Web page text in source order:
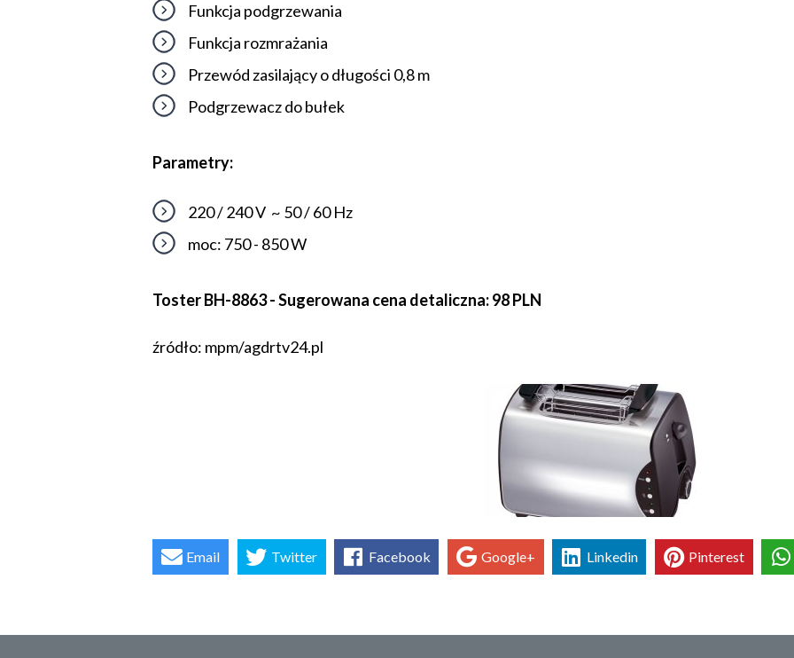
Funkcja podgrzewania
Funkcja rozmrażania
Przewód zasilający o długości 0,8 m
Podgrzewacz do bułek
Parametry:
220 / 240 V ~ 50 / 60 Hz
moc: 750 - 850 W
Toster BH-8863 - Sugerowana cena detaliczna: 98 PLN
źródło: mpm/agdrtv24.pl
Email Twitter Facebook Google+ Linkedin Pinterest